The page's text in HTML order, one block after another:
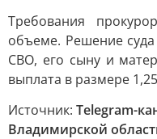
Требования
объеме. Решение суда
СВО, его сыну и
выплата в размере
Источник: Telegram-
Владимирской